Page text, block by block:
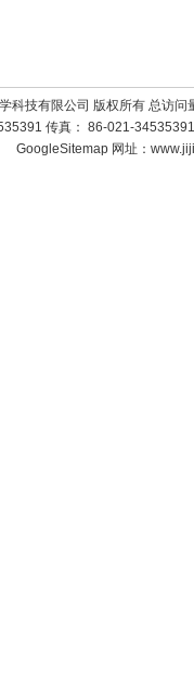
科技有限公司 版权所有 总访问
传真： 86-021-
GoogleSitemap 网址：